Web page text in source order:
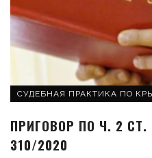
СУДЕБНАЯ ПРАКТИКА ПО
ПРИГОВОР ПО Ч. 2
310/2020